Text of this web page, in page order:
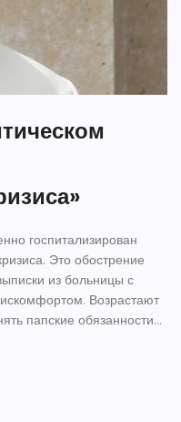
госпитализирован
Это обострение
из больницы с
Возрастают
папские обязанности